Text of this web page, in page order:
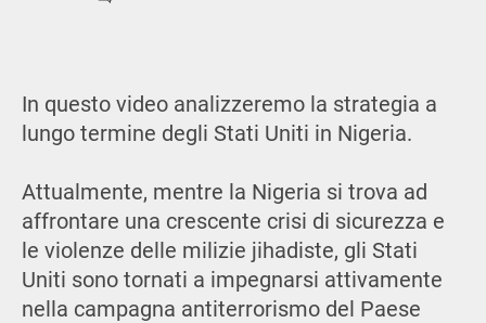
In questo video analizzeremo la strategia a
lungo termine degli Stati Uniti in Nigeria.
Attualmente, mentre la Nigeria si trova ad
affrontare una crescente crisi di sicurezza e
le violenze delle milizie jihadiste, gli Stati
Uniti sono tornati a impegnarsi attivamente
nella campagna antiterrorismo del Paese